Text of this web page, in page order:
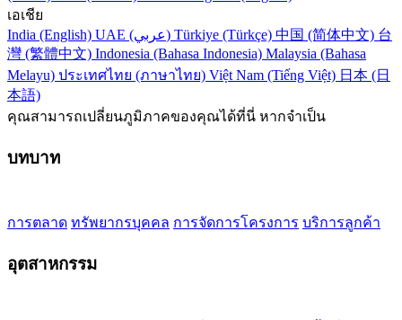
เอเชีย
India (English)
UAE (عربي) Türkiye (Türkçe) 中国 (简体中文) 台
灣 (繁體中文) Indonesia (Bahasa Indonesia) Malaysia (Bahasa
Melayu) ประเทศไทย (ภาษาไทย) Việt Nam (Tiếng Việt) 日本 (日
本語)
คุณสามารถเปลี่ยนภูมิภาคของคุณได้ที่นี่ หากจำเป็น
บทบาท
การตลาด ทรัพยากรบุคคล การจัดการโครงการ บริการลูกค้า
อุตสาหกรรม